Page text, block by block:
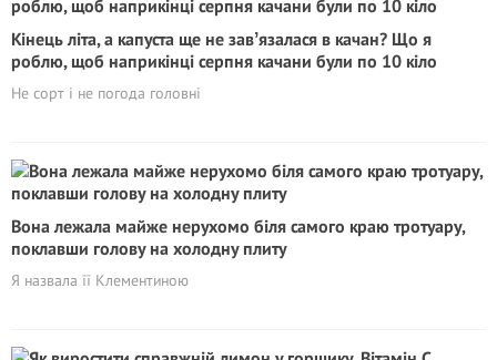
Кінець літа, а капуста ще не завʼязалася в качан? Що я
роблю, щоб наприкінці серпня качани були по 10 кіло
Не сорт і не погода головні
Вона лежала майже нерухомо біля самого краю тротуару,
поклавши голову на холодну плиту
Я назвала її Клементиною